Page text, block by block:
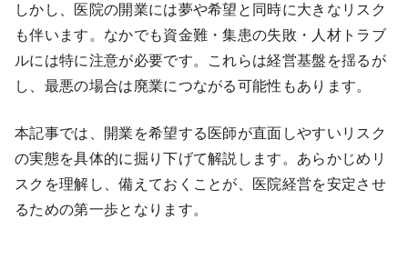
しかし、医院の開業には夢や希望と同時に大きなリスク
も伴います。なかでも資金難・集患の失敗・人材トラブ
ルには特に注意が必要です。これらは経営基盤を揺るが
し、最悪の場合は廃業につながる可能性もあります。
本記事では、開業を希望する医師が直面しやすいリスク
の実態を具体的に掘り下げて解説します。あらかじめリ
スクを理解し、備えておくことが、医院経営を安定させ
るための第一歩となります。